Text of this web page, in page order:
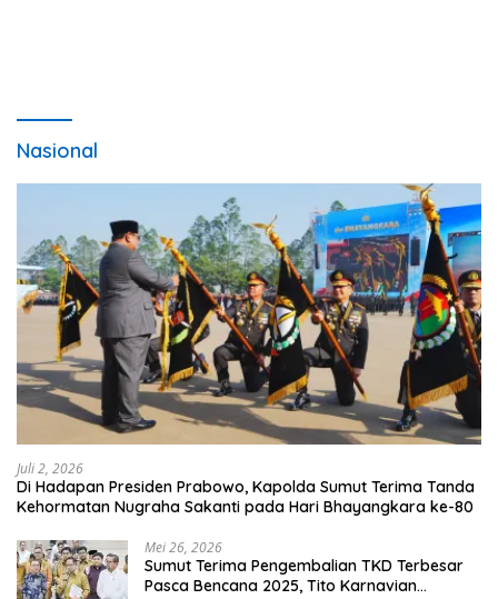
Nasional
Juli 2, 2026
Di Hadapan Presiden Prabowo, Kapolda Sumut Terima Tanda
Kehormatan Nugraha Sakanti pada Hari Bhayangkara ke-80
Mei 26, 2026
Sumut Terima Pengembalian TKD Terbesar
Pasca Bencana 2025, Tito Karnavian